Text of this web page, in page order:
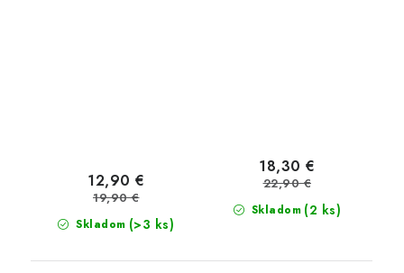
Skladom (>3 ks)
12,90 €
19,90 €
Skladom (2 ks)
18,30 €
22,90 €